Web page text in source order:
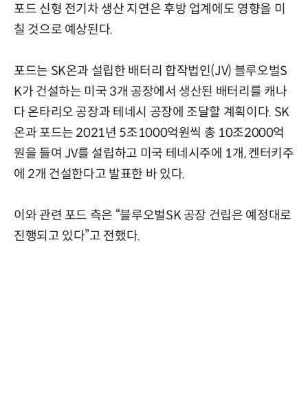
포드 신형 전기차 생산 지연은 후방 업계에도 영향을 미
칠 것으로 예상된다.
포드는 SK온과 설립한 배터리 합작법인(JV) 블루오벌S
K가 건설하는 미국 3개 공장에서 생산된 배터리를 캐나
다 온타리오 공장과 테네시 공장에 조달할 계획이다. SK
온과 포드는 2021년 5조1000억원씩 총 10조2000억
원을 들여 JV를 설립하고 미국 테네시주에 1개, 켄터키주
에 2개 건설한다고 발표한 바 있다.
이와 관련 포드 측은 “블루오벌SK 공장 건립은 예정대로
진행되고 있다”고 전했다.